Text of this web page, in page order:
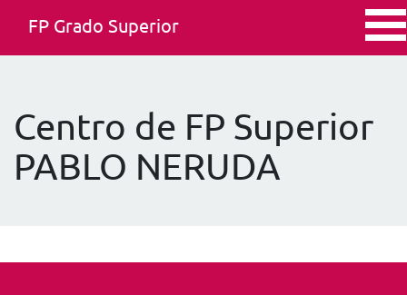
FP Grado Superior
Centro de FP Superior
PABLO NERUDA